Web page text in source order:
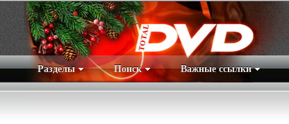
Разделы Поиск Важные ссылки